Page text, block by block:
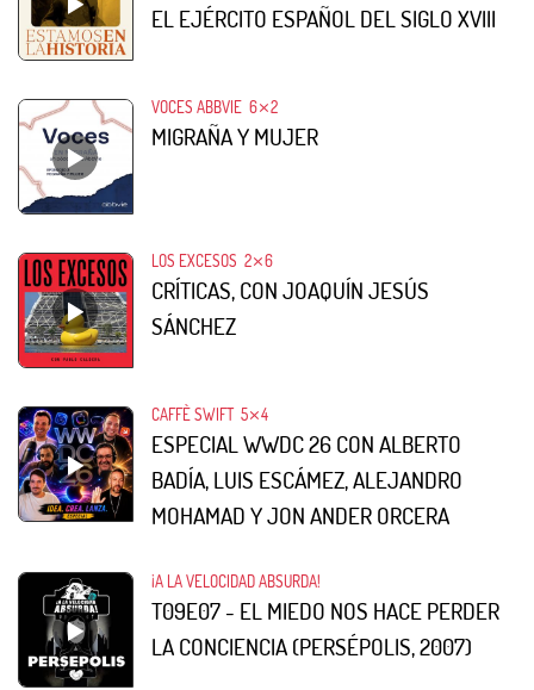
EL EJÉRCITO ESPAÑOL DEL SIGLO XVIII
VOCES ABBVIE 6⨯2
MIGRAÑA Y MUJER
LOS EXCESOS 2⨯6
CRÍTICAS, CON JOAQUÍN JESÚS
SÁNCHEZ
CAFFÈ SWIFT 5⨯4
ESPECIAL WWDC 26 CON ALBERTO
BADÍA, LUIS ESCÁMEZ, ALEJANDRO
MOHAMAD Y JON ANDER ORCERA
¡A LA VELOCIDAD ABSURDA!
T09E07 - EL MIEDO NOS HACE PERDER
LA CONCIENCIA (PERSÉPOLIS, 2007)